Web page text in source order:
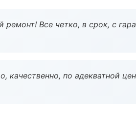
ремонт! Все четко, в срок, с
качественно, по адекватной